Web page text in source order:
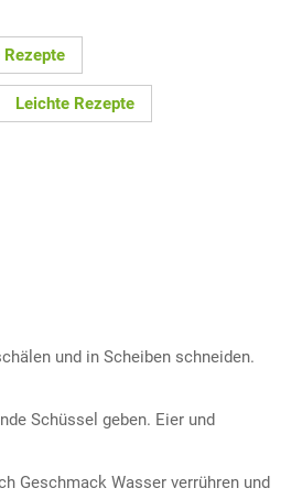
Rezepte
Leichte Rezepte
und in Scheiben schneiden.
Schüssel geben. Eier und
Geschmack Wasser verrühren und